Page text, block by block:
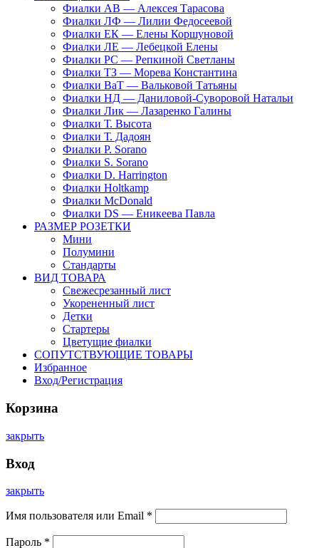
Фиалки АВ — Алексея Тарасова
Фиалки ЛФ — Лилии Федосеевой
Фиалки ЕК — Елены Коршуновой
Фиалки ЛЕ — Лебецкой Елены
Фиалки РС — Репкиной Светланы
Фиалки ТЗ — Морева Константина
Фиалки ВаТ — Вальковой Татьяны
Фиалки НД — Даниловой-Суворовой Натальи
Фиалки Лик — Лазаренко Галины
Фиалки Т. Высота
Фиалки Т. Дадоян
Фиалки P. Sorano
Фиалки S. Sorano
Фиалки D. Harrington
Фиалки Holtkamp
Фиалки McDonald
Фиалки DS — Еникеева Павла
РАЗМЕР РОЗЕТКИ
Мини
Полумини
Стандарты
ВИД ТОВАРА
Свежесрезанный лист
Укорененный лист
Детки
Стартеры
Цветущие фиалки
СОПУТСТВУЮЩИЕ ТОВАРЫ
Избранное
Вход/Регистрация
Корзина
закрыть
Вход
закрыть
Имя пользователя или Email *
Пароль *